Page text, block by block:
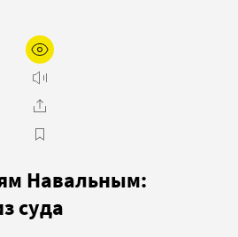
Навальным:
суда